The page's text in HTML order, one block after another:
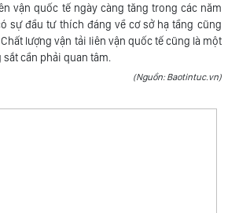
vận quốc tế ngày càng tăng trong các năm
sự đầu tư thích đáng về cơ sở hạ tầng cũng
lượng vận tải liên vận quốc tế cũng là một
cần phải quan tâm.
(Nguồn: Baotintuc.vn)